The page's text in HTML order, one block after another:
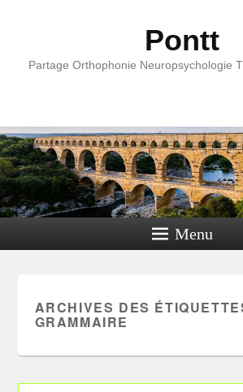
Pontt
Partage Orthophonie Neuropsychologie
Menu
ARCHIVES DES
GRAMMAIRE